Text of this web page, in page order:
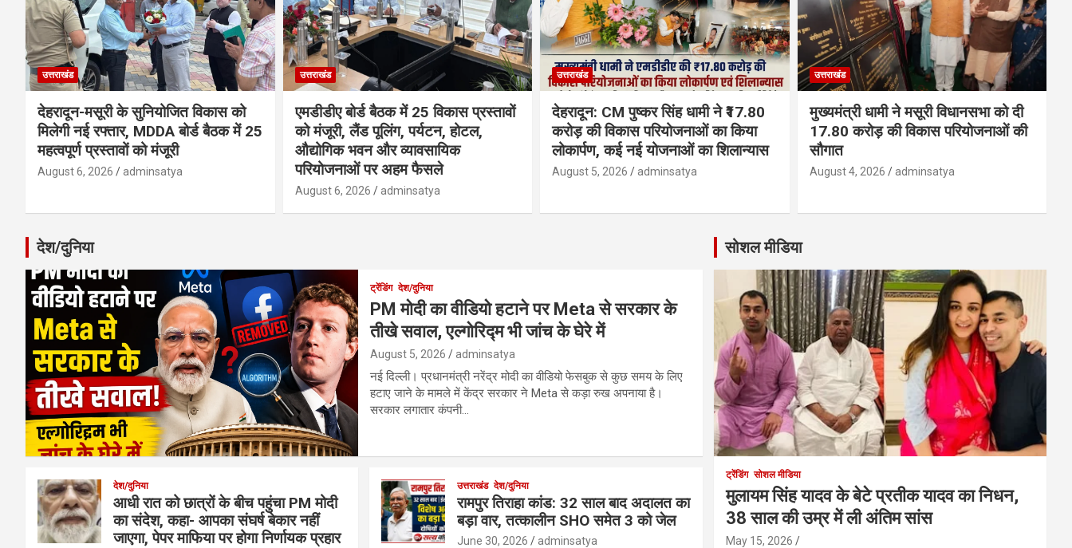
उत्तराखंड
देहरादून-मसूरी के सुनियोजित विकास को
मिलेगी नई रफ्तार, MDDA बोर्ड बैठक में 25
महत्वपूर्ण प्रस्तावों को मंजूरी
August 6, 2026 adminsatya
उत्तराखंड
एमडीडीए बोर्ड बैठक में 25 विकास प्रस्तावों
को मंजूरी, लैंड पूलिंग, पर्यटन, होटल,
औद्योगिक भवन और व्यावसायिक
परियोजनाओं पर अहम फैसले
August 6, 2026 adminsatya
उत्तराखंड
देहरादून: CM पुष्कर सिंह धामी ने ₹17.80
करोड़ की विकास परियोजनाओं का किया
लोकार्पण, कई नई योजनाओं का शिलान्यास
August 5, 2026 adminsatya
उत्तराखंड
मुख्यमंत्री धामी ने मसूरी विधानसभा को दी
17.80 करोड़ की विकास परियोजनाओं की
सौगात
August 4, 2026 adminsatya
देश/दुनिया
ट्रेंडिंग देश/दुनिया
PM मोदी का वीडियो हटाने पर Meta से सरकार के
तीखे सवाल, एल्गोरिद्म भी जांच के घेरे में
August 5, 2026 adminsatya
नई दिल्ली। प्रधानमंत्री नरेंद्र मोदी का वीडियो फेसबुक से कुछ समय के लिए
हटाए जाने के मामले में केंद्र सरकार ने Meta से कड़ा रुख अपनाया है।
सरकार लगातार कंपनी…
देश/दुनिया
आधी रात को छात्रों के बीच पहुंचा PM मोदी
का संदेश, कहा- आपका संघर्ष बेकार नहीं
जाएगा, पेपर माफिया पर होगा निर्णायक प्रहार
उत्तराखंड देश/दुनिया
रामपुर तिराहा कांड: 32 साल बाद अदालत का
बड़ा वार, तत्कालीन SHO समेत 3 को जेल
June 30, 2026 adminsatya
सोशल मीडिया
ट्रेंडिंग सोशल मीडिया
मुलायम सिंह यादव के बेटे प्रतीक यादव का निधन,
38 साल की उम्र में ली अंतिम सांस
May 15, 2026